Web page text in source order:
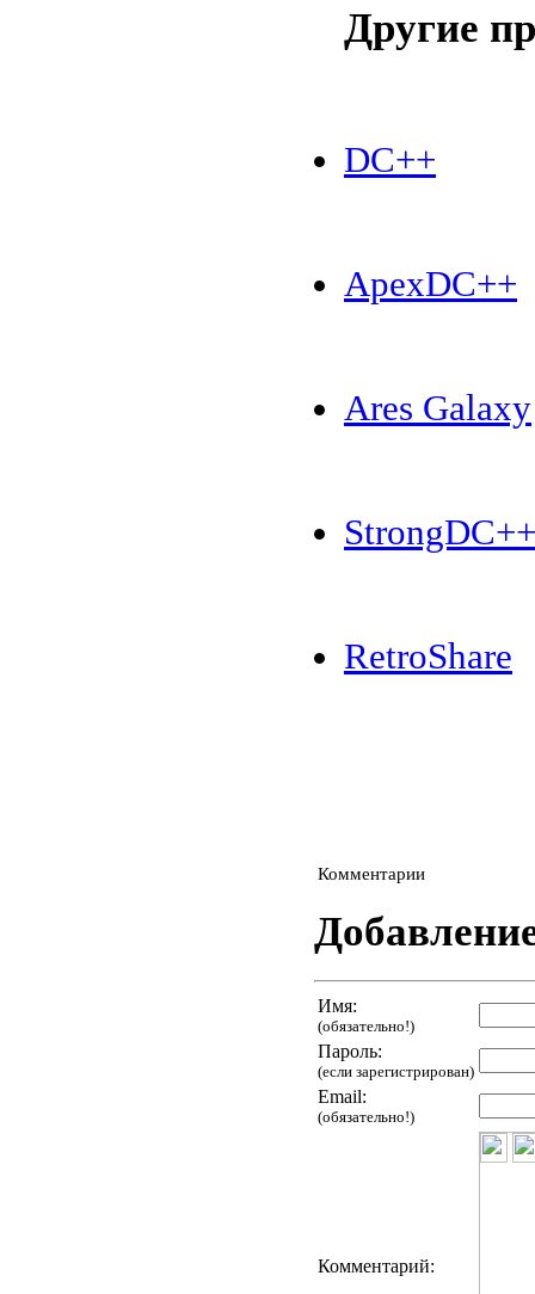
Другие
DC++
ApexDC++
Ares Galaxy
StrongDC++
RetroShare
Комментарии
Имя:
(обязательно!)
Пароль:
(если зарегистрирован)
Email:
(обязательно!)
Комментарий: